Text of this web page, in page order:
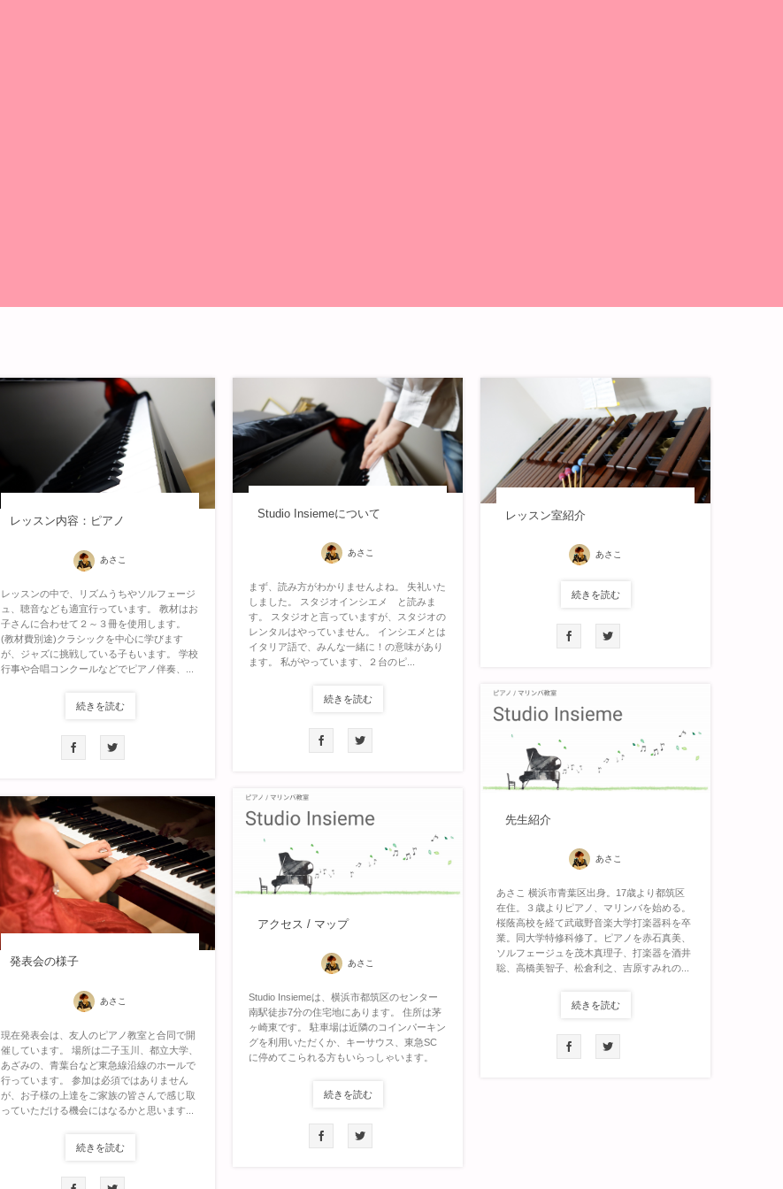
レッスン内容：ピアノ
あさこ
レッスンの中で、リズムうちやソルフェージ
ュ、聴音なども適宜行っています。 教材はお
子さんに合わせて２～３冊を使用します。
(教材費別途)クラシックを中心に学びます
が、ジャズに挑戦している子もいます。 学校
行事や合唱コンクールなどでピアノ伴奏、...
続きを読む
Studio Insiemeについて
あさこ
まず、読み方がわかりませんよね。 失礼いた
しました。 スタジオインシエメ と読みま
す。 スタジオと言っていますが、スタジオの
レンタルはやっていません。 インシエメとは
イタリア語で、みんな一緒に！の意味があり
ます。 私がやっています、２台のピ...
続きを読む
レッスン室紹介
あさこ
続きを読む
先生紹介
あさこ
あさこ 横浜市青葉区出身。17歳より都筑区
在住。３歳よりピアノ、マリンバを始める。
桜蔭高校を経て武蔵野音楽大学打楽器科を卒
業。同大学特修科修了。ピアノを赤石真美、
ソルフェージュを茂木真理子、打楽器を酒井
聡、高橋美智子、松倉利之、吉原すみれの...
続きを読む
アクセス / マップ
あさこ
Studio Insiemeは、横浜市都筑区のセンター
南駅徒歩7分の住宅地にあります。 住所は茅
ヶ崎東です。 駐車場は近隣のコインパーキン
グを利用いただくか、キーサウス、東急SC
に停めてこられる方もいらっしゃいます。
続きを読む
発表会の様子
あさこ
現在発表会は、友人のピアノ教室と合同で開
催しています。 場所は二子玉川、都立大学、
あざみの、青葉台など東急線沿線のホールで
行っています。 参加は必須ではありません
が、お子様の上達をご家族の皆さんで感じ取
っていただける機会にはなるかと思います...
続きを読む